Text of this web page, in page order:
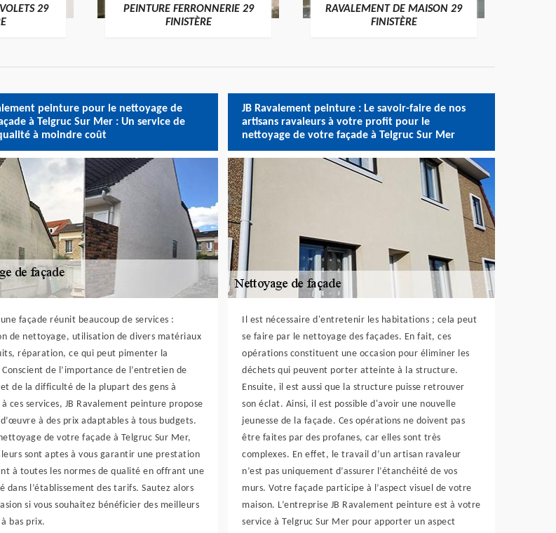
29
PEINTURE FERRONNERIE 29
FINISTÈRE
RAVALEMENT DE MAISON 29
FINISTÈRE
peinture pour le nettoyage de
à Telgruc Sur Mer : Un service de
à moindre coût
façade réunit beaucoup de services :
de nettoyage, utilisation de divers matériaux
réparation, ce qui peut pimenter la
de l’importance de l’entretien de
de la difficulté de la plupart des gens à
ces services, JB Ravalement peinture propose
à des prix adaptables à tous budgets.
de votre façade à Telgruc Sur Mer,
sont aptes à vous garantir une prestation
à toutes les normes de qualité en offrant une
dans l’établissement des tarifs. Sautez alors
si vous souhaitez bénéficier des meilleurs
bas prix.
JB Ravalement peinture : Le savoir-faire de nos
artisans ravaleurs à votre profit pour le
nettoyage de votre façade à Telgruc Sur Mer
Il est nécessaire d'entretenir les habitations ; cela peut
se faire par le nettoyage des façades. En fait, ces
opérations constituent une occasion pour éliminer les
déchets qui peuvent porter atteinte à la structure.
Ensuite, il est aussi que la structure puisse retrouver
son éclat. Ainsi, il est possible d'avoir une nouvelle
jeunesse de la façade. Ces opérations ne doivent pas
être faites par des profanes, car elles sont très
complexes. En effet, le travail d’un artisan ravaleur
n’est pas uniquement d’assurer l’étanchéité de vos
murs. Votre façade participe à l’aspect visuel de votre
maison. L’entreprise JB Ravalement peinture est à votre
service à Telgruc Sur Mer pour apporter un aspect